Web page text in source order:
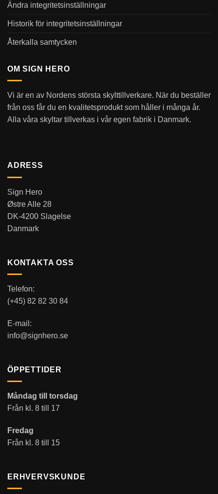
Ändra integritetsinställningar
Historik för integritetsinställningar
Återkalla samtycken
OM SIGN HERO
Vi är en av Nordens största skylttillverkare. När du beställer
från oss får du en kvalitetsprodukt som håller i många år.
Alla våra skyltar tillverkas i vår egen fabrik i Danmark.
ADRESS
Sign Hero
Østre Alle 28
DK-4200 Slagelse
Danmark
KONTAKTA OSS
Telefon:
(+45) 82 82 30 84
E-mail:
info@signhero.se
ÖPPETTIDER
Måndag till torsdag
Från kl. 8 till 17
Fredag
Från kl. 8 till 15
ERHVERVSKUNDE